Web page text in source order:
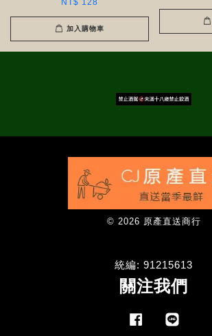
NT$ 128
加入購物車
© 2026 原產直送商行
統編: 91215613
關注我們
Facebook